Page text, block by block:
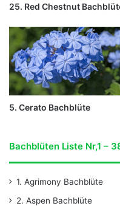
25. Red Chestnut
5. Cerato Bachblüte
Bachblüten Liste Nr,1 –
1. Agrimony Bachblüte
2. Aspen Bachblüte